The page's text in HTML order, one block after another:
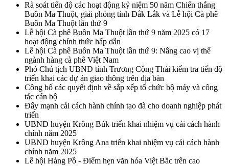
Rà soát tiến độ các hoạt động kỷ niệm 50 năm Chiến thắng
Buôn Ma Thuột, giải phóng tỉnh Đắk Lắk và Lễ hội Cà phê
Buôn Ma Thuột lần thứ 9
Lễ hội Cà phê Buôn Ma Thuột lần thứ 9 năm 2025 có 17
hoạt động chính thức hấp dẫn
Lễ hội Cà phê Buôn Ma Thuột lần thứ 9: Nâng cao vị thế
ngành hàng cà phê Việt Nam
Phó Chủ tịch UBND tỉnh Trương Công Thái kiểm tra tiến độ
triển khai các dự án giao thông trên địa bàn
Công bố các quyết định về sắp xếp tổ chức bộ máy và công
tác cán bộ
Đẩy mạnh cải cách hành chính tạo đà cho doanh nghiệp phát
triển
UBND huyện Krông Búk triển khai nhiệm vụ cải cách hành
chính năm 2025
UBND huyện Krông Ana triển khai nhiệm vụ cải cách hành
chính năm 2025
Lễ hội Hảng Pồ - Điểm hẹn văn hóa Việt Bắc trên cao